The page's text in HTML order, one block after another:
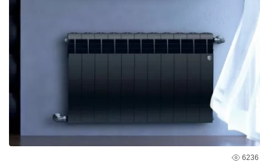
6236